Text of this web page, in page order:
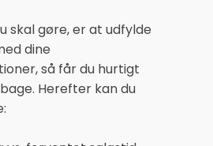
skal gøre, er at udfylde
dine
så får du hurtigt
Herefter kan du